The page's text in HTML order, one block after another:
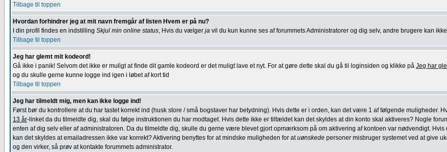
Tilbage til toppen
Hvordan forhindrer jeg at mit navn fremgår af listen Hvem er på nu?
I din profil findes en indstilling Skjul min online status, Hvis du vælger ja vil du kun kunne ses af forummets Administratorer og dig selv, andre brugere kan
Tilbage til toppen
Jeg har glemt mit kodeord!
Gå ikke i panik! Selvom det ikke er muligt at finde dit gamle kodeord er det muligt lave et nyt. For at gøre dette skal du gå til loginsiden og klikke på Jeg har
og du skulle gerne kunne logge ind igen i løbet af kort tid
Tilbage til toppen
Jeg har tilmeldt mig, men kan ikke logge ind!
Først bør du kontrollere at du har tastet korrekt ind (husk store / små bogstaver har betydning). Hvis dette er i orden, kan det være 1 af følgende muligheder.
13 år-linket da du tilmeldte dig, skal du følge instruktionen du har modtaget. Hvis dette ikke er tilfældet kan det skyldes at din konto skal aktiveres? Nogle
enten af dig selv eller af administratoren. Da du tilmeldte dig, skulle du gerne være blevet gjort opmærksom på om aktivering af kontoen var nødvendigt.
kan det skyldes at emailadressen ikke var korrekt? Aktivering benyttes for at mindske muligheden for atuønskede personer misbruger systemet ved at give
og den virker, så prøv at kontakte forummets administrator.